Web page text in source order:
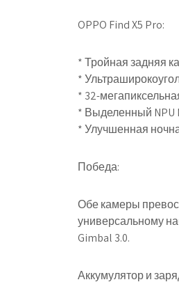
OPPO Find X5 Pro:
* Тройная задняя
*
* 32-
* Выделенный NPU
* Улучшенная
Победа:
Обе камеры
универсальному
Gimbal 3.0.
Аккумулятор и